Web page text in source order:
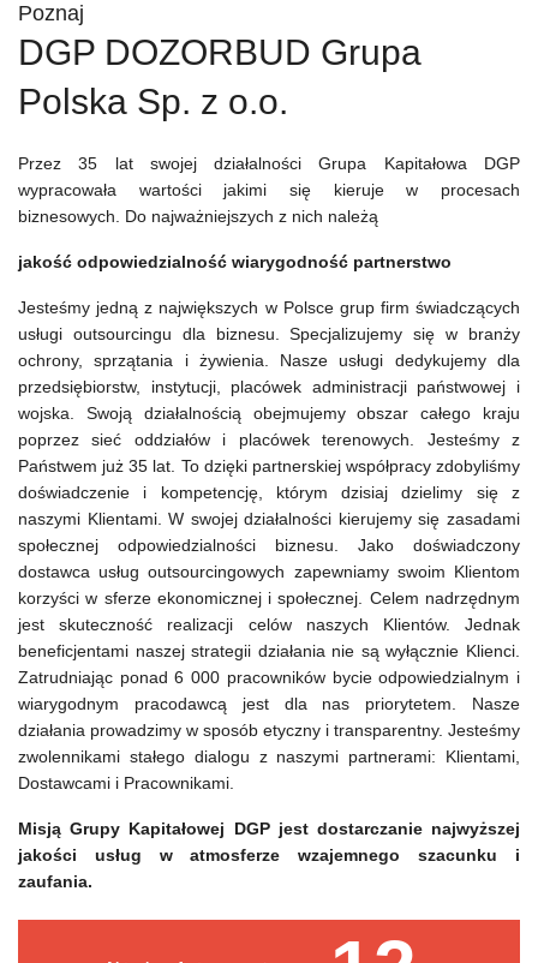
Poznaj
DGP DOZORBUD Grupa
Polska Sp. z o.o.
Przez 35 lat swojej działalności Grupa Kapitałowa DGP
wypracowała wartości jakimi się kieruje w procesach
biznesowych. Do najważniejszych z nich należą
jakość odpowiedzialność wiarygodność partnerstwo
Jesteśmy jedną z największych w Polsce grup firm świadczących
usługi outsourcingu dla biznesu. Specjalizujemy się w branży
ochrony, sprzątania i żywienia. Nasze usługi dedykujemy dla
przedsiębiorstw, instytucji, placówek administracji państwowej i
wojska. Swoją działalnością obejmujemy obszar całego kraju
poprzez sieć oddziałów i placówek terenowych. Jesteśmy z
Państwem już 35 lat. To dzięki partnerskiej współpracy zdobyliśmy
doświadczenie i kompetencję, którym dzisiaj dzielimy się z
naszymi Klientami. W swojej działalności kierujemy się zasadami
społecznej odpowiedzialności biznesu. Jako doświadczony
dostawca usług outsourcingowych zapewniamy swoim Klientom
korzyści w sferze ekonomicznej i społecznej. Celem nadrzędnym
jest skuteczność realizacji celów naszych Klientów. Jednak
beneficjentami naszej strategii działania nie są wyłącznie Klienci.
Zatrudniając ponad 6 000 pracowników bycie odpowiedzialnym i
wiarygodnym pracodawcą jest dla nas priorytetem. Nasze
działania prowadzimy w sposób etyczny i transparentny. Jesteśmy
zwolennikami stałego dialogu z naszymi partnerami: Klientami,
Dostawcami i Pracownikami.
Misją Grupy Kapitałowej DGP jest dostarczanie najwyższej
jakości usług w atmosferze wzajemnego szacunku i
zaufania.